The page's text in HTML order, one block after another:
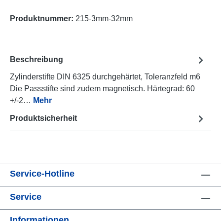
Produktnummer: 215-3mm-32mm
Beschreibung
Zylinderstifte DIN 6325 durchgehärtet, Toleranzfeld m6
Die Passstifte sind zudem magnetisch. Härtegrad: 60
+/-2… Mehr
Produktsicherheit
Service-Hotline
Service